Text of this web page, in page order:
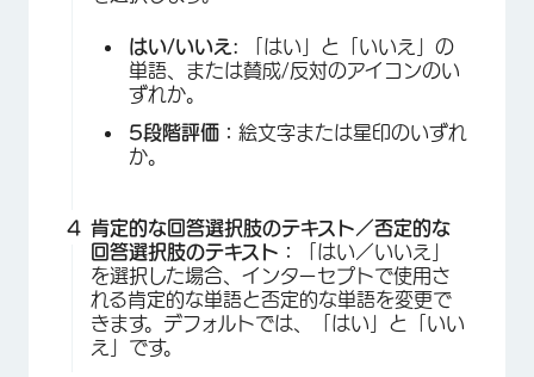
はい/いいえ: 「はい」と「いいえ」の
単語、または賛成/反対のアイコンのい
ずれか。
5段階評価： 絵文字または星印のいずれ
か。
肯定的な回答選択肢のテキスト／否定的な
回答選択肢のテキスト：
「はい／いいえ」
を選択した場合、インターセプトで使用さ
れる肯定的な単語と否定的な単語を変更で
きます。デフォルトでは、「はい」と「いい
え」です。